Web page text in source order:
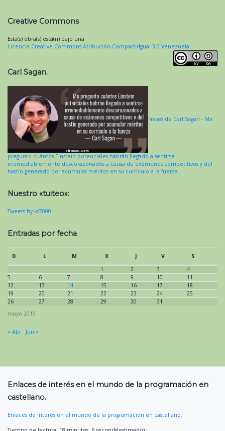
Creative Commons
Esta(s) obra(s) está(n) bajo una
Licencia Creative Commons Atribución-CompartirIgual 3.0 Venezuela.
Carl Sagan.
Frases de Carl Sagan - Me
pregunto cuántos Einstein potenciales habrán llegado a sentirse
irremediablemente descorazonados a causa de exámenes competitivos y del
hastío generado por acumular méritos en su currículo a la fuerza.
Nuestro «tuiteo»:
Tweets by ks7000
Entradas por fecha
mayo 2019
D L M X J V
S
1
2 3
4
5
6 7 8 9 10
11
12
13 14 15 16 17
18
19
20 21 22 23 24
25
26
27 28 29 30 31
« Abr Jun »
Enlaces de interés en el mundo de la programación en
castellano.
Enlaces de interés en el mundo de la programación en castellano.